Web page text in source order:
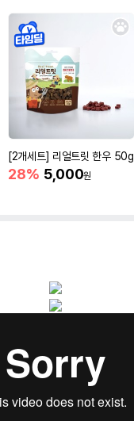
[2개세트] 리얼트릿 한우 50g
28% 5,000원